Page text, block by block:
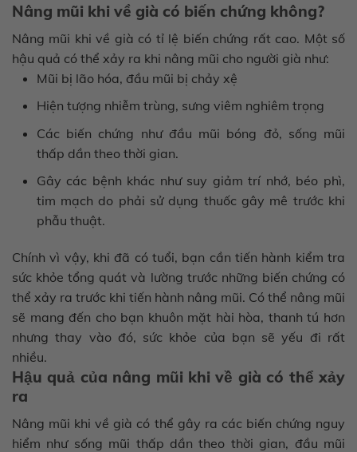
Nâng mũi khi về già có biến chứng không?
Nâng mũi khi về già có tỉ lệ biến chứng rất cao. Một số
hậu quả có thể xảy ra khi nâng mũi cho người già như:
Mũi bị lão hóa, đầu mũi bị chảy xệ
Hiện tượng nhiễm trùng, sưng viêm nghiêm trọng
Các biến chứng như đầu mũi bóng đỏ, sống mũi
thấp dần theo thời gian.
Gây các bệnh khác như suy giảm trí nhớ, béo phì,
tim mạch do phải sử dụng thuốc gây mê trước khi
phẫu thuật.
Chính vì vậy, khi đã có tuổi, bạn cần tiến hành kiểm tra
sức khỏe tổng quát và lường trước những biến chứng có
thể xảy ra trước khi tiến hành nâng mũi. Có thể nâng mũi
sẽ mang đến cho bạn khuôn mặt hài hòa, thanh tú hơn
nhưng thay vào đó, sức khỏe của bạn sẽ yếu đi rất
nhiều.
Hậu quả của nâng mũi khi về già có thể xảy
ra
Nâng mũi khi về già có thể gây ra các biến chứng nguy
hiểm như sống mũi thấp dần theo thời gian, đầu mũi